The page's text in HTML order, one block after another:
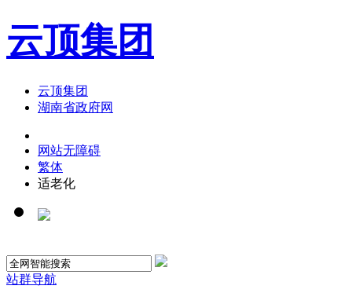
云顶集团
云顶集团
湖南省政府网
网站无障碍
繁体
适老化
站群导航